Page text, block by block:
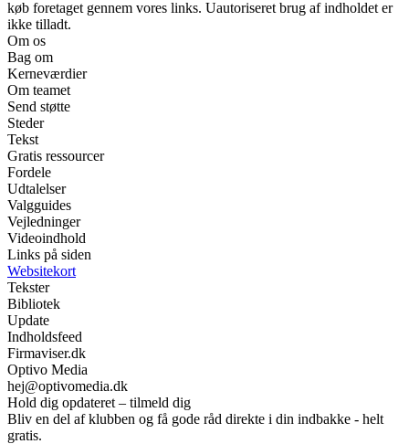
køb foretaget gennem vores links. Uautoriseret brug af indholdet er
ikke tilladt.
Om os
Bag om
Kerneværdier
Om teamet
Send støtte
Steder
Tekst
Gratis ressourcer
Fordele
Udtalelser
Valgguides
Vejledninger
Videoindhold
Links på siden
Websitekort
Tekster
Bibliotek
Update
Indholdsfeed
Firmaviser.dk
Optivo Media
hej@optivomedia.dk
Hold dig opdateret – tilmeld dig
Bliv en del af klubben og få gode råd direkte i din indbakke - helt
gratis.